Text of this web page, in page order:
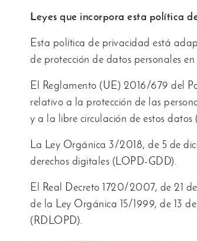
Leyes que incorpora esta política
Esta política de privacidad está
de protección de datos personales
El Reglamento (UE) 2016/679 del
relativo a la protección de las
y a la libre circulación de estos datos (
La Ley Orgánica 3/2018, de 5 de
derechos digitales (LOPD-GDD).
El Real Decreto 1720/2007, de 21
de la Ley Orgánica 15/1999, de 13
(RDLOPD).